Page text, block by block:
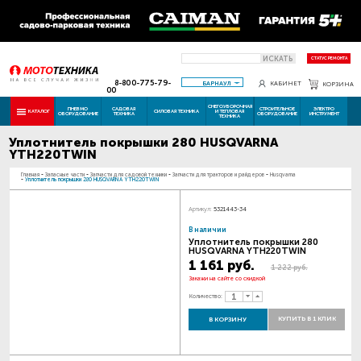
ИСКАТЬ СТАТУС РЕМОНТА
8-800-775-79-
00
БАРНАУЛ КАБИНЕТ КОРЗИНА
КАТАЛОГ ПНЕВМО
ОБОРУДОВАНИЕ
САДОВАЯ
ТЕХНИКА СИЛОВАЯ ТЕХНИКА
СНЕГОУБОРОЧНАЯ
И ТЕПЛОВАЯ
ТЕХНИКА
СТРОИТЕЛЬНОЕ
ОБОРУДОВАНИЕ
ЭЛЕКТРО
ИНСТРУМЕНТ
Уплотнитель покрышки 280 HUSQVARNA
YTH220TWIN
Главная - Запасные части - Запчасти для садовой техники - Запчасти для тракторов и райдеров - Husqvarna
- Уплотнитель покрышки 280 HUSQVARNA YTH220TWIN
Артикул: 5321443-34
В наличии
Уплотнитель покрышки 280
HUSQVARNA YTH220TWIN
1 161 руб. 1 222 руб.
Закажи на сайте со скидкой
Количество:
В КОРЗИНУ КУПИТЬ В 1 КЛИК